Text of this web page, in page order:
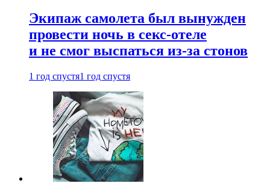
Экипаж самолета был вынужден
провести ночь в секс-отеле
и не смог выспаться из-за стонов
1 год спустя1 год спустя